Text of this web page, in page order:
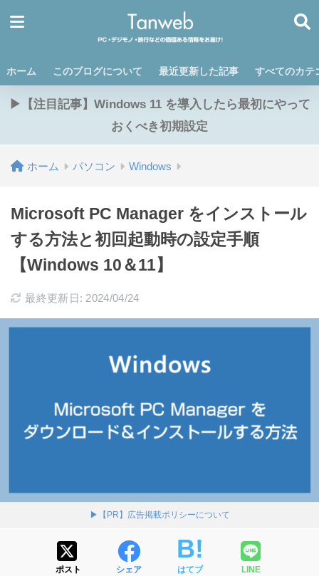
ホーム このブログについて 最近更新した記事 すべてのカテ
▶【注目記事】Windows 11 を導入したら最初にやって
おくべき初期設定
ホーム パソコン Windows
Microsoft PC Manager をインストール
する方法と初回起動時の設定手順
【Windows 10＆11】
最終更新日: 2024/04/24
▶【PR】広告掲載ポリシーについて
ポスト シェア はてブ LINE